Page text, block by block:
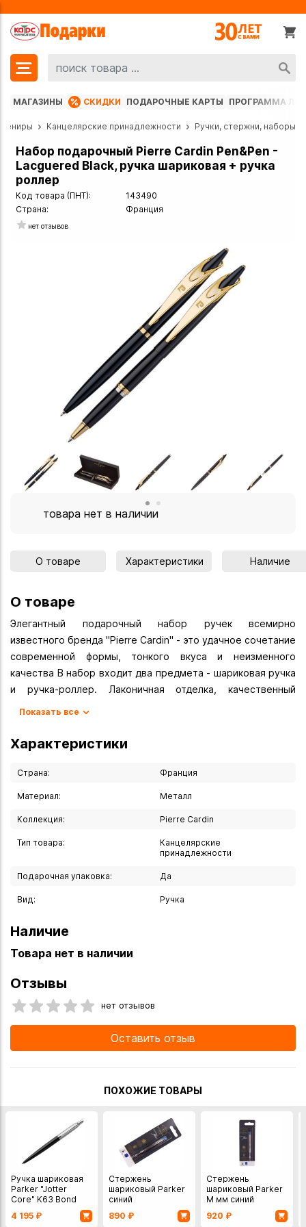
МАГАЗИНЫ СКИДКИ ПОДАРОЧНЫЕ КАРТЫ ПРОГРАММА
Канцелярские принадлежности Ручки, стержни, наборы
Набор подарочный Pierre Cardin Pen&Pen -
Lacguered Black, ручка шариковая + ручка
роллер
Код товара (ПНТ):
143490
Страна:
Франция
нет отзывов
товара нет в наличии
О товаре Характеристики Наличие
О товаре
Элегантный подарочный набор ручек всемирно
известного бренда "Pierre Cardin" - это удачное сочетание
современной формы, тонкого вкуса и неизменного
качества В набор входит два предмета - шариковая ручка
и ручка-роллер. Лаконичная отделка, качественный
наконечниками обеспечивают плавность письма, а
фирменные немецкие чернила надолго сохраняют цвет.
Этот набор может стать стильным подарком или модным
Показать все
Характеристики
Страна: Франция
Материал: Металл
Коллекция: Pierre Cardin
Тип товара:
Канцелярские
принадлежности
Подарочная упаковка: Да
Вид: Ручка
Наличие
Товара нет в наличии
Отзывы
нет отзывов
Оставить отзыв
ПОХОЖИЕ ТОВАРЫ
Ручка шариковая
Parker "Jotter
Core" K63 Bond
Street Black CT M,
Англия
4 195 ₽
Стержень
шариковый Parker
синий
890 ₽
Стержень
шариковый Parker
M мм синий
920 ₽